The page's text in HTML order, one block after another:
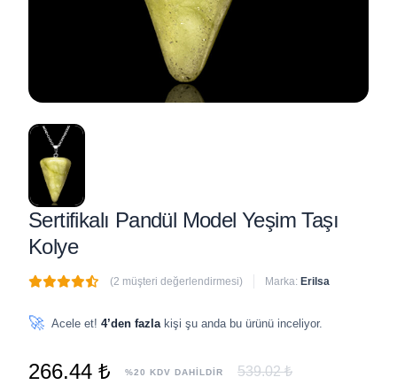
Sertifikalı Pandül Model Yeşim Taşı
Kolye
(2 müşteri değerlendirmesi) Marka: Erilsa
🚀 Acele et! 4’den fazla kişi şu anda bu ürünü inceliyor.
266.44 ₺ %20 KDV DAHİLDİR 539.02 ₺